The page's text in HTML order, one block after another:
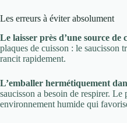
Les erreurs à éviter absolument
Le laisser près d’une source de
plaques de cuisson : le saucisson
rancit rapidement.
L’emballer hermétiquement
saucisson a besoin de respirer. Le
environnement humide qui